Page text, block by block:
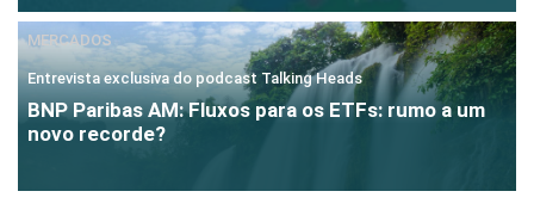
MERCADOS
Entrevista exclusiva do podcast Talking Heads
BNP Paribas AM: Fluxos para os ETFs: rumo a um
novo recorde?